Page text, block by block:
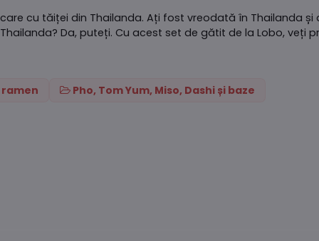
cu tăiței din Thailanda. Ați fost vreodată în Thailanda
Da, puteți. Cu acest set de gătit de la Lobo, veți
Pho, Tom Yum, Miso, Dashi și baze